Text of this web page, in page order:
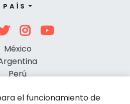
PAÍS
México
Perú
el funcionamiento de